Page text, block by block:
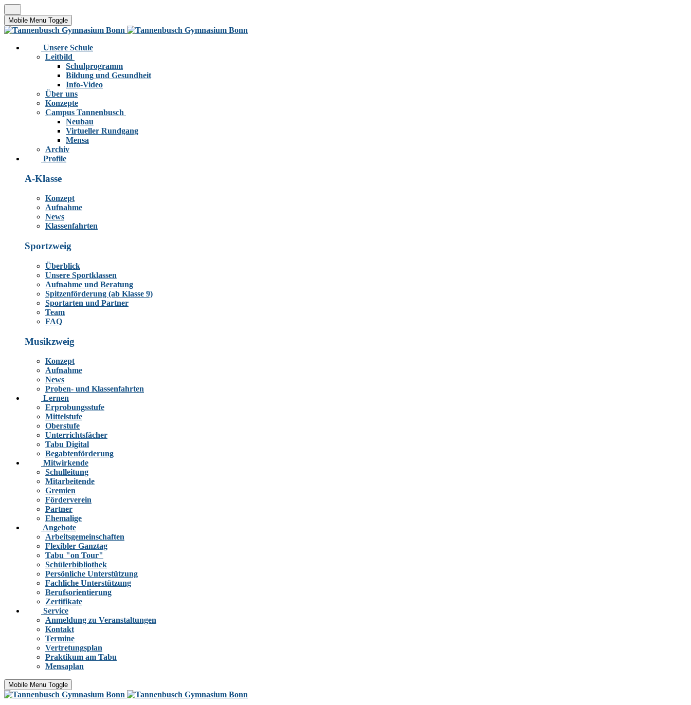
Mobile Menu Toggle
Unsere Schule
Leitbild
Schulprogramm
Bildung und Gesundheit
Info-Video
Über uns
Konzepte
Campus Tannenbusch
Neubau
Virtueller Rundgang
Mensa
Archiv
Profile
A-Klasse
Konzept
Aufnahme
News
Klassenfahrten
Sportzweig
Überblick
Unsere Sportklassen
Aufnahme und Beratung
Spitzenförderung (ab Klasse 9)
Sportarten und Partner
Team
FAQ
Musikzweig
Konzept
Aufnahme
News
Proben- und Klassenfahrten
Lernen
Erprobungsstufe
Mittelstufe
Oberstufe
Unterrichtsfächer
Tabu Digital
Begabtenförderung
Mitwirkende
Schulleitung
Mitarbeitende
Gremien
Förderverein
Partner
Ehemalige
Angebote
Arbeitsgemeinschaften
Flexibler Ganztag
Tabu "on Tour"
Schülerbibliothek
Persönliche Unterstützung
Fachliche Unterstützung
Berufsorientierung
Zertifikate
Service
Anmeldung zu Veranstaltungen
Kontakt
Termine
Vertretungsplan
Praktikum am Tabu
Mensaplan
Mobile Menu Toggle